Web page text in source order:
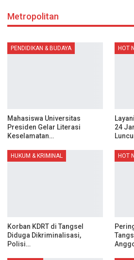
Metropolitan
PENDIDIKAN & BUDAYA
Mahasiswa Universitas
Presiden Gelar Literasi
Keselamatan…
HOT
24
HUKUM & KRIMINAL
Korban KDRT di Tangsel
Diduga Dikriminalisasi,
Polisi…
HOT